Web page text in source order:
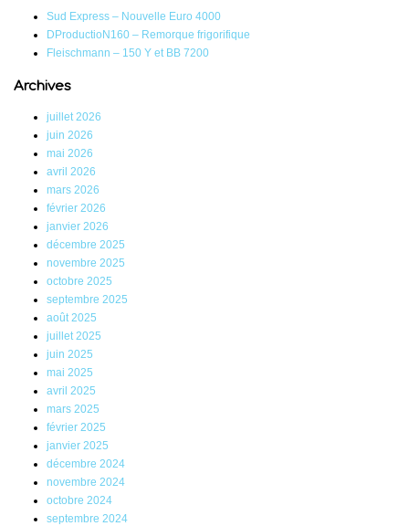
Sud Express – Nouvelle Euro 4000
DProductioN160 – Remorque frigorifique
Fleischmann – 150 Y et BB 7200
Archives
juillet 2026
juin 2026
mai 2026
avril 2026
mars 2026
février 2026
janvier 2026
décembre 2025
novembre 2025
octobre 2025
septembre 2025
août 2025
juillet 2025
juin 2025
mai 2025
avril 2025
mars 2025
février 2025
janvier 2025
décembre 2024
novembre 2024
octobre 2024
septembre 2024